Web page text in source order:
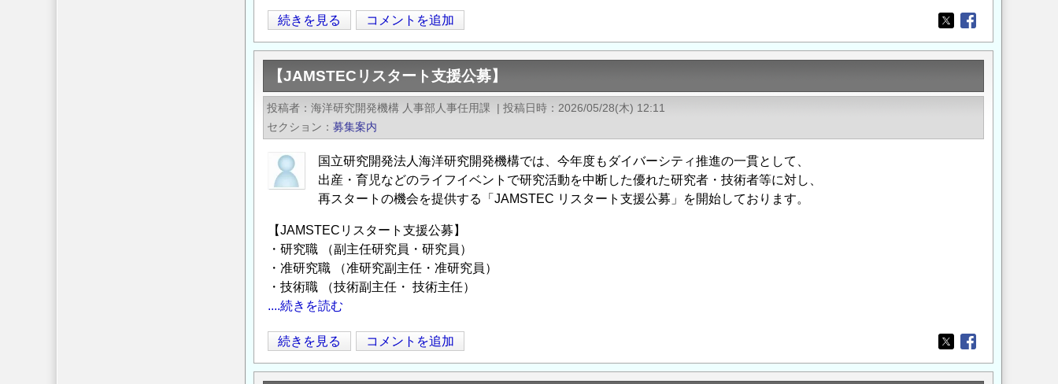
支
え
る
腐
食
防
食
術
の
「令
和
8
年
度
地
活
用
ル
大
賞」
募
集
の
ご
案
続きを見る コメントを追加
Opens in a new
Opens in a new
【JAMSTECリスタート支援公募】
投稿者 海洋研究開発機構 人事部人事任用課 | 投稿日時
2026/05/28(木) 12:11
セクション
募集案内
国立研究開発法人海洋研究開発機構では、今年度もダイバーシティ推進の一貫として、
出産・育児などのライフイベントで研究活動を中断した優れた研究者・技術者等に対し、
再スタートの機会を提供する「JAMSTEC リスタート支援公募」を開始しております。
【JAMSTECリスタート支援公募】
・研究職 （副主任研究員・研究員）
・准研究職 （准研究副主任・准研究員）
・技術職 （技術副主任・ 技術主任）
....続きを読む
【JAMSTEC
リ
ス
続きを見る コメントを追加
Opens in a new
Opens in a new